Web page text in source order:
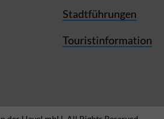
Stadtführungen
Touristinformation